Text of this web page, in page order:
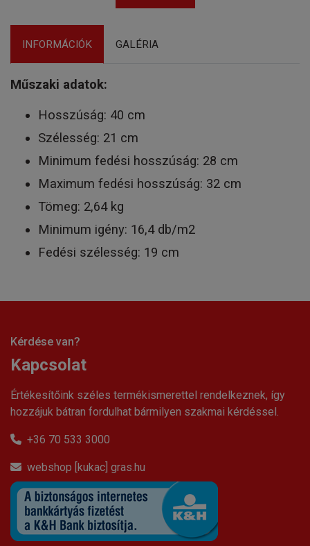
INFORMÁCIÓK GALÉRIA
Műszaki adatok:
Hosszúság: 40 cm
Szélesség: 21 cm
Minimum fedési hosszúság: 28 cm
Maximum fedési hosszúság: 32 cm
Tömeg: 2,64 kg
Minimum igény: 16,4 db/m2
Fedési szélesség: 19 cm
Kérdése van?
Kapcsolat
Értékesítőink széles termékismerettel rendelkeznek, így
hozzájuk bátran fordulhat bármilyen szakmai kérdéssel.
+36 70 533 3000
webshop [kukac] gras.hu